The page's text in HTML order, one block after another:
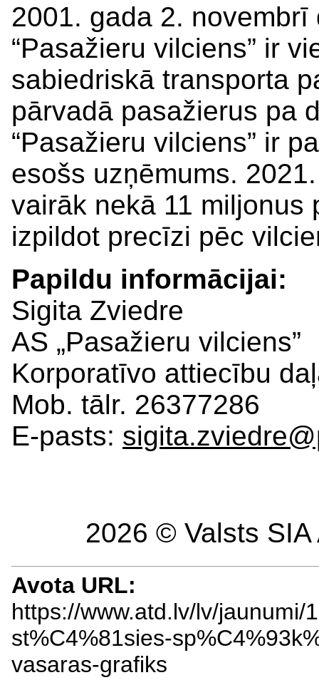
2001. gada 2.
“Pasažieru vilciens” ir
sabiedriskā transporta
pārvadā pasažierus pa
“Pasažieru vilciens” ir
esošs uzņēmums.
vairāk nekā 11 miljonus
izpildot precīzi pēc
Papildu informācijai:
Sigita Zviedre
AS „Pasažieru vilciens”
Korporatīvo attiecību
Mob. tālr. 26377286
E-pasts:
2026 © Valsts
Avota URL:
https://www.atd.lv/lv/jaunumi/
st%C4%81sies-
vasaras-grafiks